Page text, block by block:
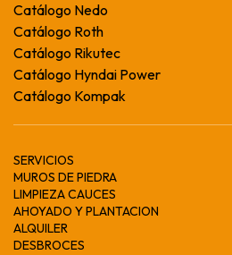
Catálogo Nedo
Catálogo Roth
Catálogo Rikutec
Catálogo Hyndai Power
Catálogo Kompak
SERVICIOS
MUROS DE PIEDRA
LIMPIEZA CAUCES
AHOYADO Y PLANTACION
ALQUILER
DESBROCES